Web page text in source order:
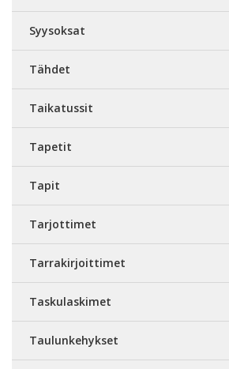
Syysoksat
Tähdet
Taikatussit
Tapetit
Tapit
Tarjottimet
Tarrakirjoittimet
Taskulaskimet
Taulunkehykset